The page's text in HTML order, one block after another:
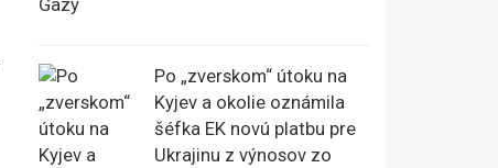
Po „zverskom“ útoku na
Kyjev a okolie oznámila
šéfka EK novú platbu pre
Ukrajinu z výnosov zo